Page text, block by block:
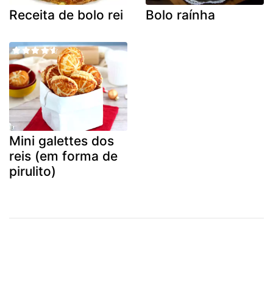
Receita de bolo rei Bolo raínha
Mini galettes dos
reis (em forma de
pirulito)